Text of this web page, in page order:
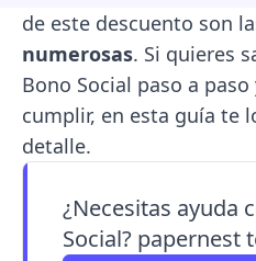
de este descuento son
numerosas. Si quieres
Bono Social paso a
cumplir, en esta guía te
detalle.
¿Necesitas ayuda
Social? papernest